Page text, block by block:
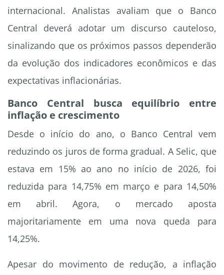
internacional. Analistas avaliam que o Banco
Central deverá adotar um discurso cauteloso,
sinalizando que os próximos passos dependerão
da evolução dos indicadores econômicos e das
expectativas inflacionárias.
Banco Central busca equilíbrio entre
inflação e crescimento
Desde o início do ano, o Banco Central vem
reduzindo os juros de forma gradual. A Selic, que
estava em 15% ao ano no início de 2026, foi
reduzida para 14,75% em março e para 14,50%
em abril. Agora, o mercado aposta
majoritariamente em uma nova queda para
14,25%.
Apesar do movimento de redução, a inflação